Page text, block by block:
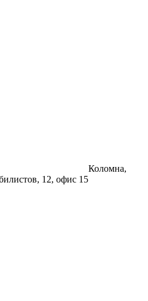
Коломна,
12, офис 15